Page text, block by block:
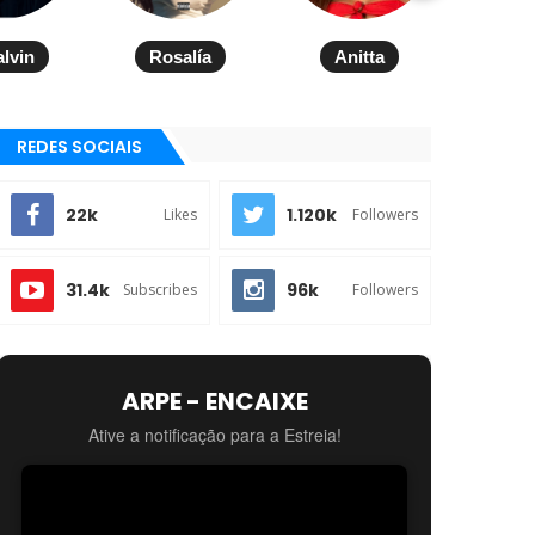
Rosalía Anitta
REDES SOCIAIS
22k Likes 1.120k Followers
31.4k Subscribes 96k Followers
ARPE - ENCAIXE
Ative a notificação para a Estreia!